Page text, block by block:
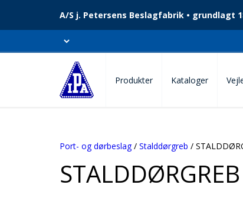
A/S j. Petersens Beslagfabrik • grundlagt
Produkter Kataloger
Port- og dørbeslag/ Stalddørgreb /